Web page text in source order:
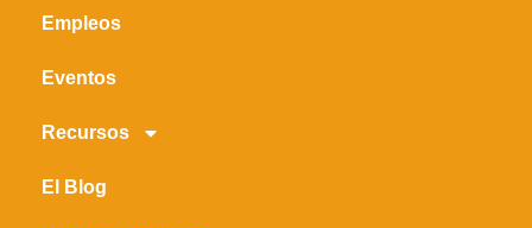
Empleos
Eventos
Recursos
El Blog